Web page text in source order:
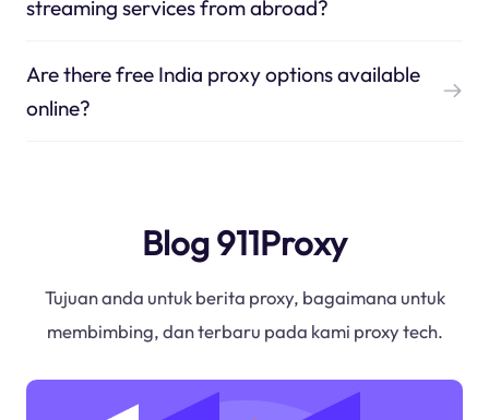
streaming services from abroad?
Are there free India proxy options available
online?
Blog 911Proxy
Tujuan anda untuk berita proxy, bagaimana untuk
membimbing, dan terbaru pada kami proxy tech.